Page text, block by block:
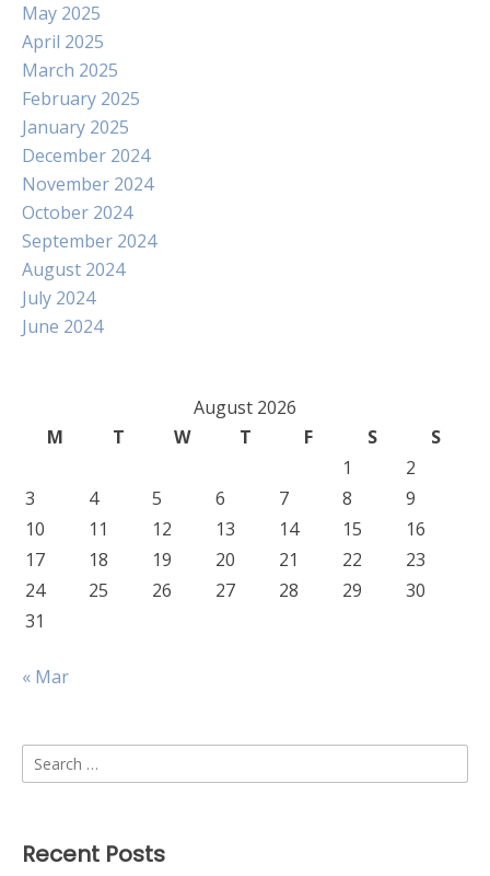
May 2025
April 2025
March 2025
February 2025
January 2025
December 2024
November 2024
October 2024
September 2024
August 2024
July 2024
June 2024
August 2026
M
T W T F S
S
1
2
3
4 5 6 7 8
9
10
11 12 13 14 15
16
17
18 19 20 21 22
23
24
25 26 27 28 29
30
31
« Mar
Search
for:
Recent Posts